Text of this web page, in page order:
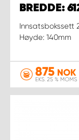
BREDDE:
Innsatsbokssett
Høyde: 140mm
875 NOK
EKS. 25 % MOMS